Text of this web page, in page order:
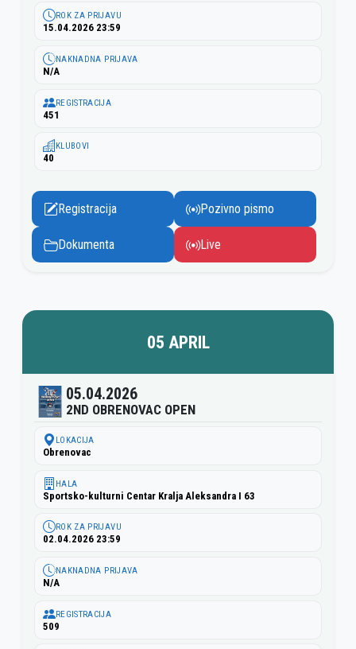
ROK ZA PRIJAVU
15.04.2026 23:59
NAKNADNA PRIJAVA
N/A
REGISTRACIJA
451
KLUBOVI
40
Registracija Pozivno pismo
Dokumenta Live
05 APRIL
05.04.2026
2ND OBRENOVAC OPEN
LOKACIJA
Obrenovac
HALA
Sportsko-kulturni Centar Kralja Aleksandra I 63
ROK ZA PRIJAVU
02.04.2026 23:59
NAKNADNA PRIJAVA
N/A
REGISTRACIJA
509